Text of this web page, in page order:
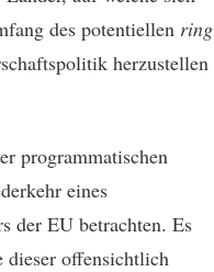
des potentiellen ring
herzustellen
programmatischen
eines
der EU betrachten. Es
dieser offensichtlich